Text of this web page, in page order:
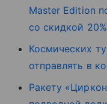
Master Edition
со скидкой 20%
Космических
отправлять в
Ракету